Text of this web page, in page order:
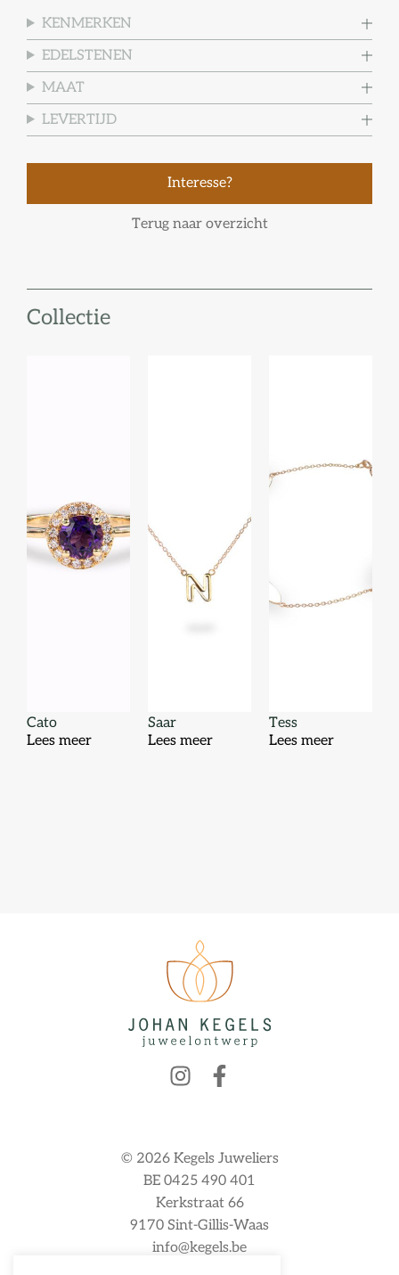
KENMERKEN
EDELSTENEN
MAAT
LEVERTIJD
Interesse?
Terug naar overzicht
Collectie
Cato
Lees meer
Saar
Lees meer
Tess
Lees meer
© 2026 Kegels Juweliers
BE 0425 490 401
Kerkstraat 66
9170 Sint-Gillis-Waas
info@kegels.be